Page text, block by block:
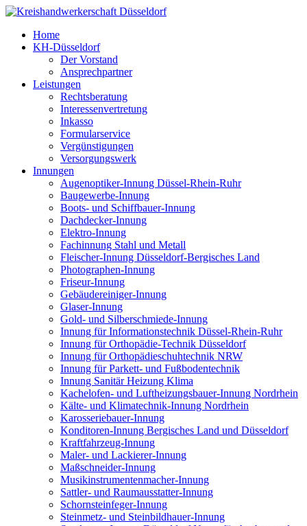
Home
KH-Düsseldorf
Der Vorstand
Ansprechpartner
Leistungen
Rechtsberatung
Interessenvertretung
Inkasso
Formularservice
Vergünstigungen
Versorgungswerk
Innungen
Augenoptiker-Innung Düssel-Rhein-Ruhr
Baugewerbe-Innung
Boots- und Schiffbauer-Innung
Dachdecker-Innung
Elektro-Innung
Fachinnung Stahl und Metall
Fleischer-Innung Düsseldorf-Bergisches Land
Photographen-Innung
Friseur-Innung
Gebäudereiniger-Innung
Glaser-Innung
Gold- und Silberschmiede-Innung
Innung für Informationstechnik Düssel-Rhein-Ruhr
Innung für Orthopädie-Technik Düsseldorf
Innung für Orthopädieschuhtechnik NRW
Innung für Parkett- und Fußbodentechnik
Innung Sanitär Heizung Klima
Kachelofen- und Luftheizungsbauer-Innung Nordrhein
Kälte- und Klimatechnik-Innung Nordrhein
Karosseriebauer-Innung
Konditoren-Innung Bergisches Land und Düsseldorf
Kraftfahrzeug-Innung
Maler- und Lackierer-Innung
Maßschneider-Innung
Musikinstrumentenmacher-Innung
Sattler- und Raumausstatter-Innung
Schornsteinfeger-Innung
Steinmetz- und Steinbildhauer-Innung